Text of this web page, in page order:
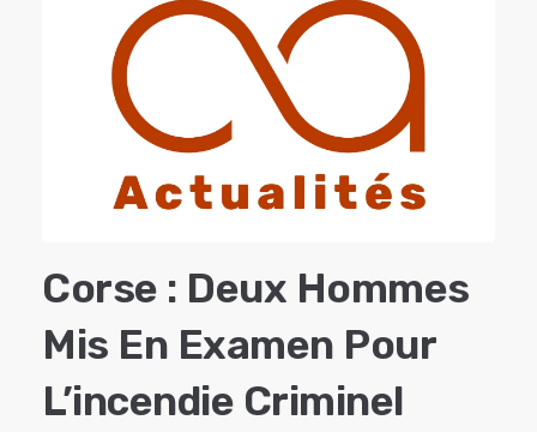
Corse : Deux Hommes
Mis En Examen Pour
L’incendie Criminel